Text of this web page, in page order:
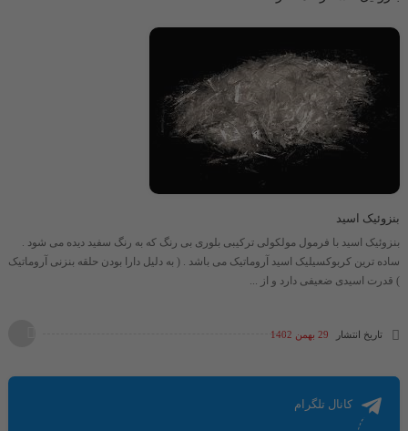
بنزوئیک اسید
بنزوئیک اسید با فرمول مولکولی ترکیبی بلوری بی رنگ که به رنگ سفید دیده می شود .
ساده ترین کربوکسیلیک اسید آروماتیک می باشد . ( به دلیل دارا بودن حلقه بنزنی آروماتیک
) قدرت اسیدی ضعیفی دارد و از ...
تاریخ انتشار 29 بهمن 1402
کانال تلگرام